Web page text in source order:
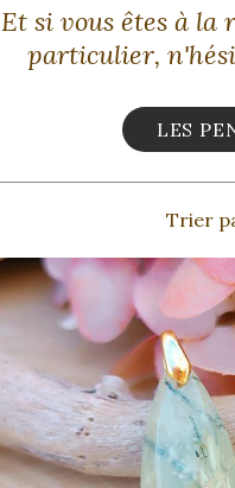
Et si vous êtes à la
particulier,
LES
Trier